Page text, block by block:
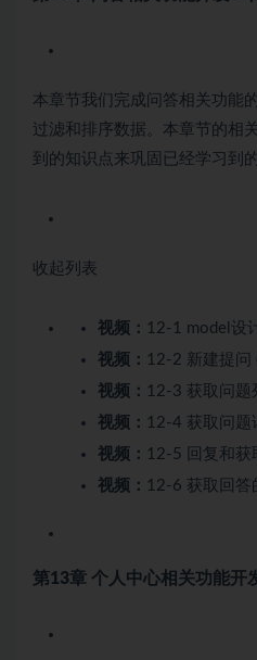
本章节我们完成问答相关功能
过滤和排序数据。本章节的相
到的知识点来巩固已经学习到
收起列表
视频： 12-1 model设
视频： 12-2 新建提问
视频： 12-3 获取问题
视频： 12-4 获取问题
视频： 12-5 回复和获
视频： 12-6 获取回答
第13章 个人中心相关功能开